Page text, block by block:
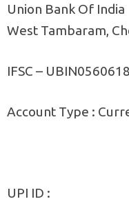
Union Bank Of India
West Tambaram,
IFSC – UBIN0560618
Account Type :
UPI ID :